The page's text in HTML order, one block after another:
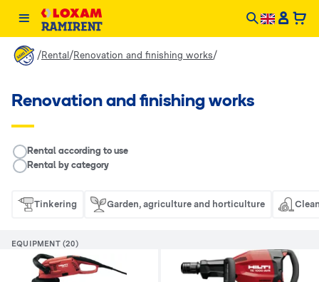
/Rental /Renovation and finishing works/
Renovation and finishing works
__RENTAL.LEGEND
Rental according to use
Rental by category
Tinkering Garden, agriculture and horticulture
EQUIPMENT (20)